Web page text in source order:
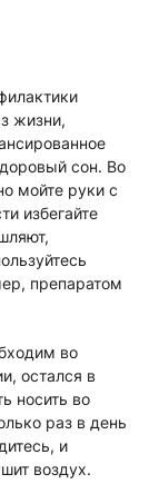
жизни,
сон. Во
мойте руки с
избегайте
препаратом
во
остался в
носить во
раз в день
и
воздух.